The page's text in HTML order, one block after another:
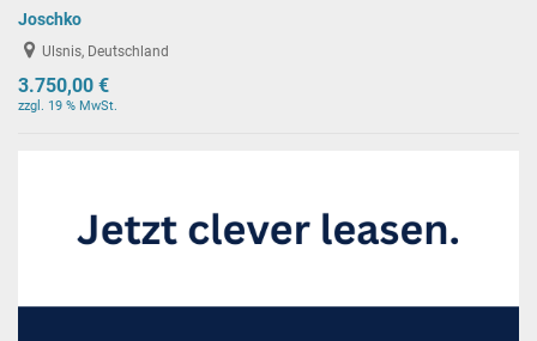
Joschko
Ulsnis, Deutschland
3.750,00 €
zzgl. 19 % MwSt.